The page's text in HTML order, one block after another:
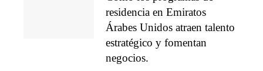
residencia en Emiratos
Árabes Unidos atraen talento
estratégico y fomentan
negocios.